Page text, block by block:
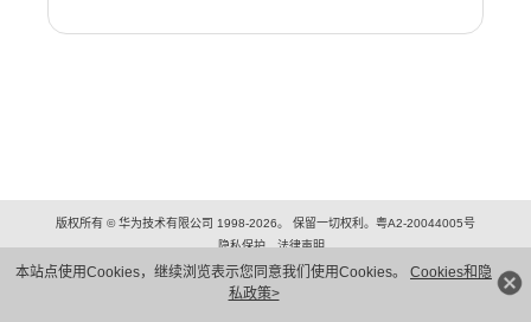
本站点使用Cookies，继续浏览表示您同意我们使用Cookies。 Cookies和隐
私政策>
版权所有 © 华为技术有限公司 1998-2026。 保留一切权利。粤A2-20044005号
隐私保护
法律声明